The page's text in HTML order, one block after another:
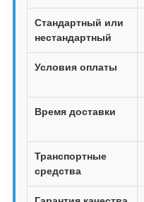
Стандартный или
нестандартный
Условия оплаты
Время доставки
Транспортные
средства